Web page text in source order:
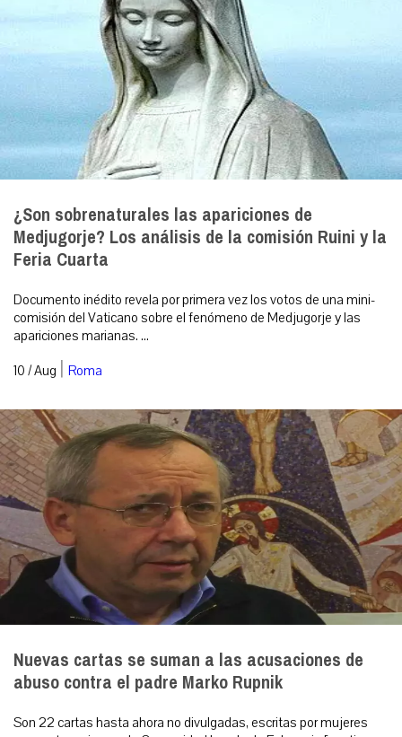
¿Son sobrenaturales las apariciones de
Medjugorje? Los análisis de la comisión Ruini y la
Feria Cuarta
Documento inédito revela por primera vez los votos de una mini-
comisión del Vaticano sobre el fenómeno de Medjugorje y las
apariciones marianas. ...
10 / Aug | Roma
Nuevas cartas se suman a las acusaciones de
abuso contra el padre Marko Rupnik
Son 22 cartas hasta ahora no divulgadas, escritas por mujeres